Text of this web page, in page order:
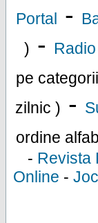
Portal -
) -
pe
zilnic ) -
ordine
- Revista
Online -